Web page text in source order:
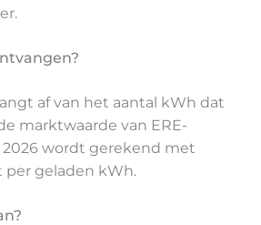
af van het aantal kWh dat
marktwaarde van ERE-
2026 wordt gerekend met
per geladen kWh.